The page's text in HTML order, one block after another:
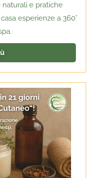
e pratiche
esperienze a 360°